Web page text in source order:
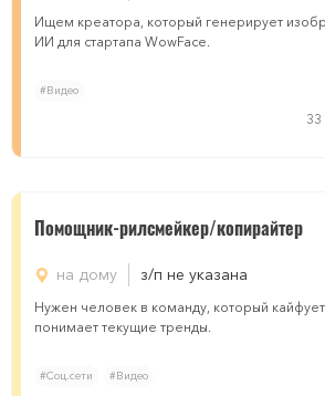
Ищем креатора, который генерирует
ИИ для стартапа WowFace.
#Видео
Помощник-рилсмейкер/копирайтер
на дому з/п не указана
Нужен человек в команду, который
понимает текущие тренды.
#Соц.сети #Видео